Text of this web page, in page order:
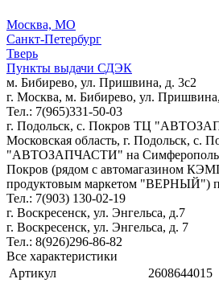
Москва, МО
Санкт-Петербург
Тверь
Пункты выдачи СДЭК
м. Бибирево, ул. Пришвина, д. 3с2
г. Москва, м. Бибирево, ул.
Тел.: 7(965)331-50-03
г. Подольск, c. Покров ТЦ
Московская область, г. Подольск, c.
"АВТОЗАПЧАСТИ" на
Покров (рядом с автомагазином
продуктовым маркетом "ВЕРНЫЙ")
Тел.: 7(903) 130-02-19
г. Воскресенск, ул. Энгельса, д.7
г. Воскресенск, ул. Энгельса, д. 7
Тел.: 8(926)296-86-82
Все характеристики
Артикул
2608644015